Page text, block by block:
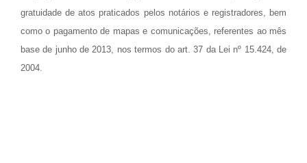
gratuidade de atos praticados pelos notários e registradores, bem
como o pagamento de mapas e comunicações, referentes ao mês
base de junho de 2013, nos termos do art. 37 da Lei nº 15.424, de
2004.